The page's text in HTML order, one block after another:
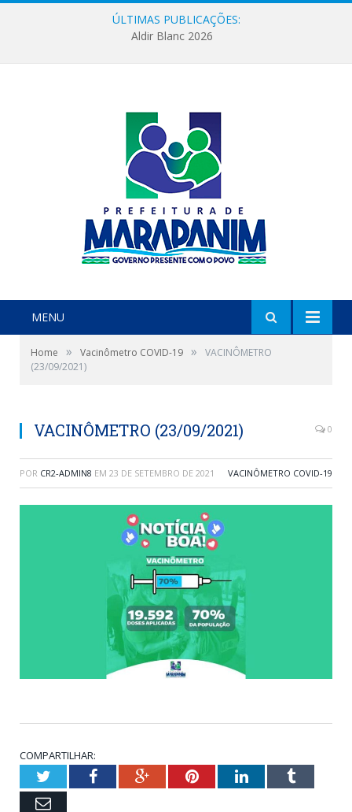
ÚLTIMAS PUBLICAÇÕES:
Aldir Blanc 2026
MENU
Home » Vacinômetro COVID-19 »
VACINÔMETRO
(23/09/2021)
VACINÔMETRO (23/09/2021) 0
POR CR2-ADMIN8 EM 23 DE SETEMBRO DE 2021 VACINÔMETRO COVID-19
COMPARTILHAR:
TwitterFacebookGoogle+PinterestLinkedInTumblr
Email